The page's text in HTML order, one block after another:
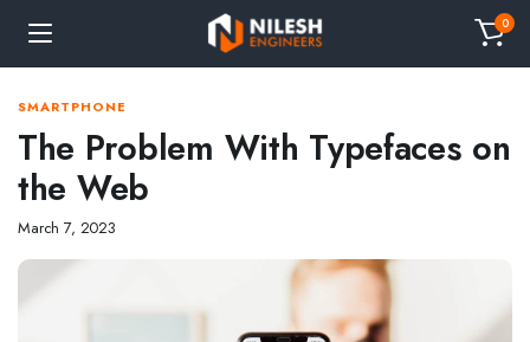
0
SMARTPHONE
The Problem With Typefaces on
the Web
March 7, 2023